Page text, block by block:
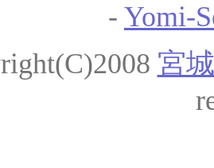
- Yomi-
宮